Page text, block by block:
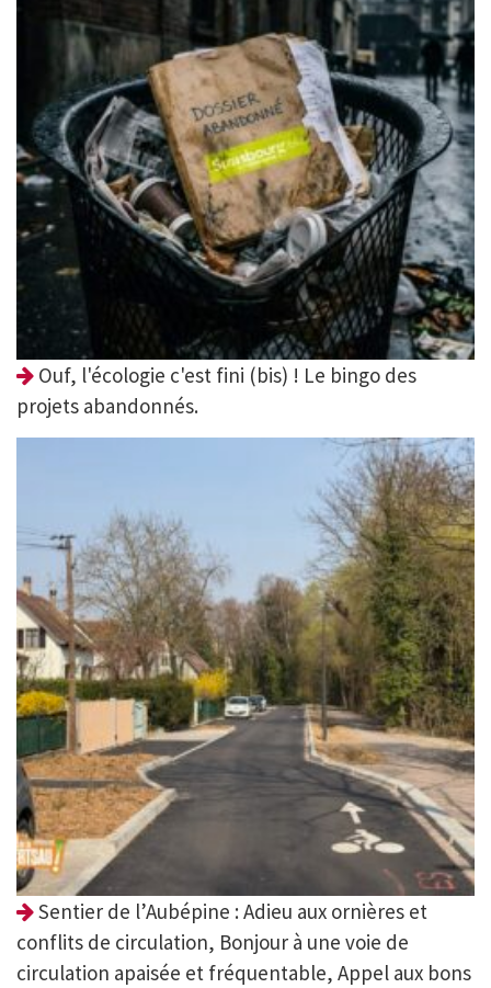
Ouf, l'écologie c'est fini (bis) ! Le bingo des
projets abandonnés.
Sentier de l’Aubépine : Adieu aux ornières et
conflits de circulation, Bonjour à une voie de
circulation apaisée et fréquentable, Appel aux bons